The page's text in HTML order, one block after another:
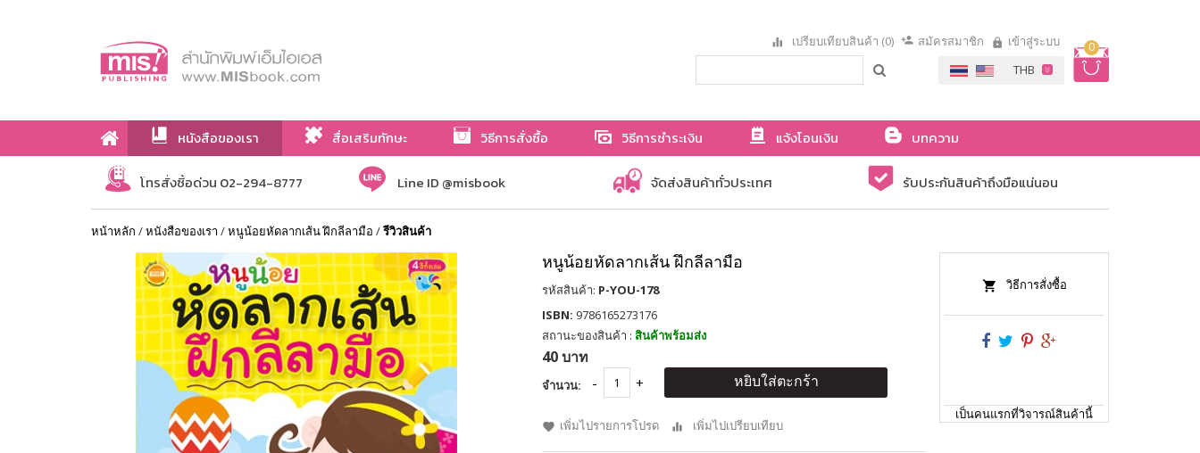
0
เปรียบเทียบสินค้า (0) สมัครสมาชิก เข้าสู่ระบบ
หนังสือของเรา สื่อเสริมทักษะ วิธีการสั่งซื้อ วิธีการชำระเงิน แจ้งโอนเงิน
บทความ
เกี่ยวกับเรา
โทรสั่งซื้อด่วน 02-294-8777 Line ID @misbook จัดส่งสินค้าทั่วประเทศ รับประกันสินค้าถึงมือแน่นอน
หน้าหลัก /หนังสือของเรา /หนูน้อยหัดลากเส้น ฝึกลีลามือ /รีวิวสินค้า
หนูน้อยหัดลากเส้น ฝึกลีลามือ
รหัสสินค้า: P-YOU-178
ISBN: 9786165273176
สถานะของสินค้า : สินค้าพร้อมส่ง
40 บาท
จำนวน: หยิบใส่ตะกร้า
เพิ่มไปรายการโปรด เพิ่มไปเปรียบเทียบ
วิธีการสั่งซื้อ
เป็นคนแรกที่วิจารณ์สินค้านี้